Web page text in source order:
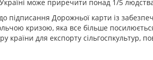
може приречити понад 1/5
підписання Дорожньої карти із
кризою, яка все більше
країни для експорту сільгоспкультур,